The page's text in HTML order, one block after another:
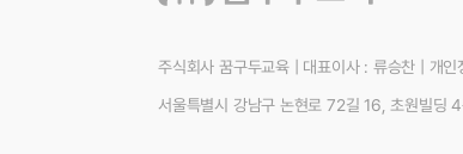
주식회사 꿈구두교육| 대표이사 : 류승찬
개인
서울특별시 강남구 논현로 72길 16, 초원빌딩